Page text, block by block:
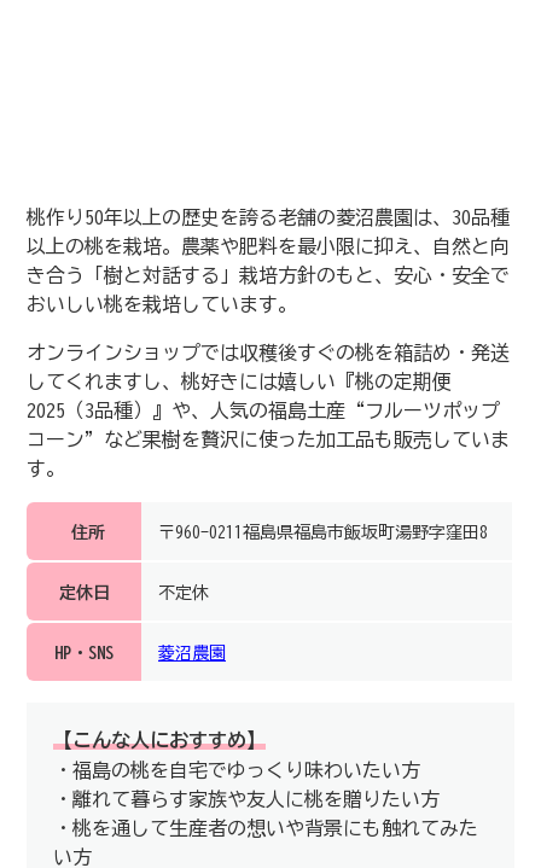
桃作り50年以上の歴史を誇る老舗の菱沼農園は、30品種
以上の桃を栽培。農薬や肥料を最小限に抑え、自然と向
き合う「樹と対話する」栽培方針のもと、安心・安全で
おいしい桃を栽培しています。
オンラインショップでは収穫後すぐの桃を箱詰め・発送
してくれますし、桃好きには嬉しい『桃の定期便
2025（3品種）』や、人気の福島土産“フルーツポップ
コーン”など果樹を贅沢に使った加工品も販売していま
す。
住所 〒960-0211福島県福島市飯坂町湯野字窪田8
定休日 不定休
HP・SNS 菱沼農園
【こんな人におすすめ】
・福島の桃を自宅でゆっくり味わいたい方
・離れて暮らす家族や友人に桃を贈りたい方
・桃を通して生産者の想いや背景にも触れてみた
い方